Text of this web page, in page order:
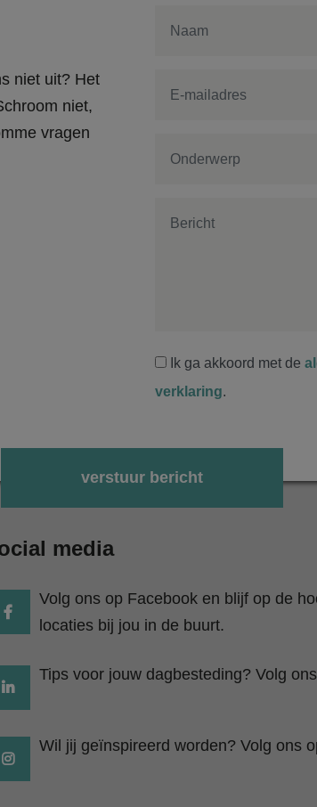
niet uit? Het
niet,
vragen
Ik ga akkoord met de
verklaring.
media
Volg ons op Facebook en blijf op de
locaties bij jou in de buurt.
Tips voor jouw dagbesteding? Volg
Wil jij geïnspireerd worden? Volg ons